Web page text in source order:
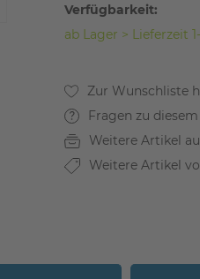
Verfügbarkeit:
ab Lager > Lieferzeit
Fragen zu
Weitere Artikel
Weitere Artikel